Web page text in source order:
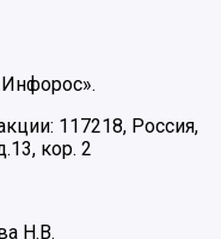
117218, Россия,
кор. 2
Н.В.